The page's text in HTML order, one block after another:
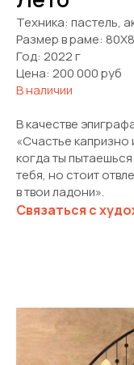
Техника: пастель,
Размер в раме:
Год: 2022 г
Цена: 200 000 руб
В наличии
В качестве
«Счастье капризно
когда ты
тебя, но стоит
в твои ладони».
Связаться с